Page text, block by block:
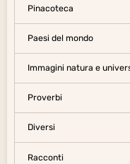
Pinacoteca
Paesi del mondo
Immagini natura e
Proverbi
Diversi
Racconti